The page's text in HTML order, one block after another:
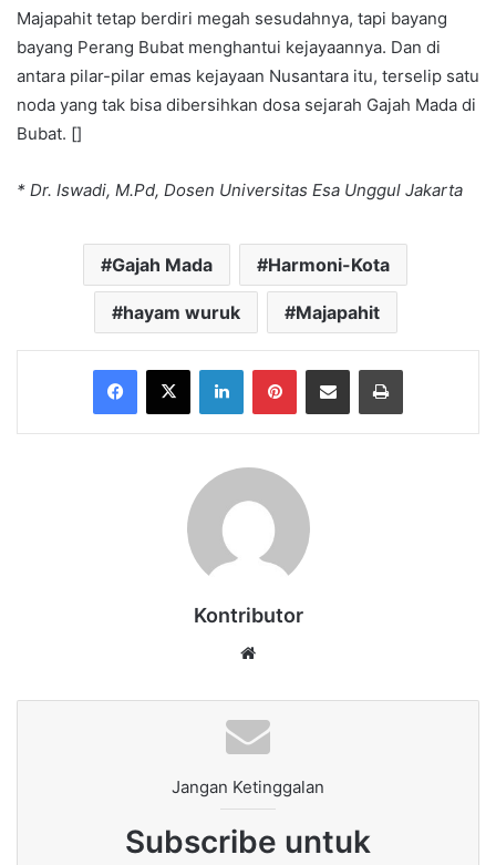
Majapahit tetap berdiri megah sesudahnya, tapi bayang
bayang Perang Bubat menghantui kejayaannya. Dan di
antara pilar-pilar emas kejayaan Nusantara itu, terselip satu
noda yang tak bisa dibersihkan dosa sejarah Gajah Mada di
Bubat. []
* Dr. Iswadi, M.Pd, Dosen Universitas Esa Unggul Jakarta
Gajah Mada Harmoni-Kota
hayam wuruk Majapahit
Facebook
X LinkedInPinterestShare via Email Print
Kontributor
Jangan Ketinggalan
Subscribe untuk